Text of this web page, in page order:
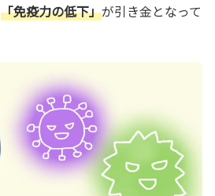
「免疫力の低下」が引き金となって